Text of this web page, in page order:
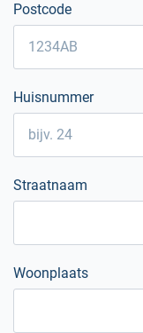
Postcode
Huisnummer
Straatnaam
Woonplaats